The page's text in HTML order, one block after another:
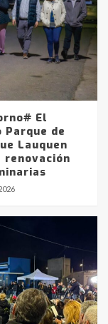
El
Parque de
Lauquen
renovación
accidente
un